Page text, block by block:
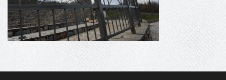
16:27 -Όλυμπος: Εντάχθηκε στον Κατάλογο Παγκόσμιας
Κληρονομιάς της UNESCO – Ομόφωνη η απόφαση Ο
Όλυμπος αναγνωρίστηκε ως φυσικό και πολιτιστικό
αγαθό εξέχουσας οικουμενικής αξίας για την
ανθρωπότητα
16:18 - ΕΝΟΡΙΑΚΕΣ ΚΑΛΟΚΑΙΡΙΝΕΣ ΔΡΑΣΕΙΣ ΓΙΑ ΠΑΙΔΙΑ
ΣΤΗΝ ΕΔΕΣΣΑ